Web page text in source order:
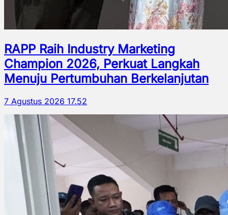
RAPP Raih Industry Marketing
Champion 2026, Perkuat Langkah
Menuju Pertumbuhan Berkelanjutan
7 Agustus 2026 17.52